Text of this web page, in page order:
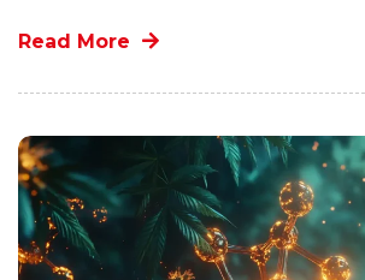
Read More